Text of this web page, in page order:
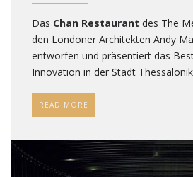
Das Chan Restaurant des The
den Londoner Architekten Andy
entworfen und präsentiert das
Innovation in der Stadt
READ MORE